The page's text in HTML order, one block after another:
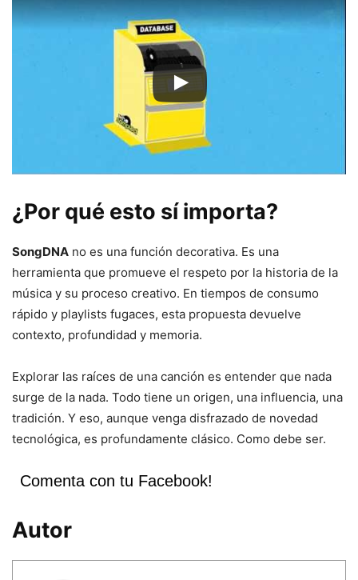
¿Por qué esto sí importa?
SongDNA no es una función decorativa. Es una
herramienta que promueve el respeto por la historia de la
música y su proceso creativo. En tiempos de consumo
rápido y playlists fugaces, esta propuesta devuelve
contexto, profundidad y memoria.
Explorar las raíces de una canción es entender que nada
surge de la nada. Todo tiene un origen, una influencia, una
tradición. Y eso, aunque venga disfrazado de novedad
tecnológica, es profundamente clásico. Como debe ser.
Comenta con tu Facebook!
Autor